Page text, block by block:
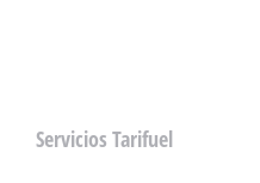
Servicios Tarifuel